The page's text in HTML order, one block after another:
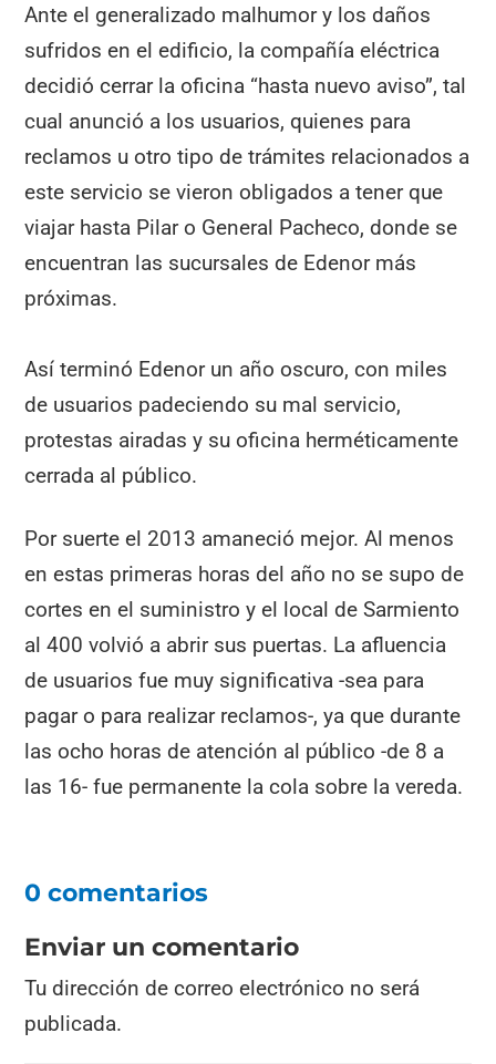
Ante el generalizado malhumor y los daños
sufridos en el edificio, la compañía eléctrica
decidió cerrar la oficina “hasta nuevo aviso”, tal
cual anunció a los usuarios, quienes para
reclamos u otro tipo de trámites relacionados a
este servicio se vieron obligados a tener que
viajar hasta Pilar o General Pacheco, donde se
encuentran las sucursales de Edenor más
próximas.
Así terminó Edenor un año oscuro, con miles
de usuarios padeciendo su mal servicio,
protestas airadas y su oficina herméticamente
cerrada al público.
Por suerte el 2013 amaneció mejor. Al menos
en estas primeras horas del año no se supo de
cortes en el suministro y el local de Sarmiento
al 400 volvió a abrir sus puertas. La afluencia
de usuarios fue muy significativa -sea para
pagar o para realizar reclamos-, ya que durante
las ocho horas de atención al público -de 8 a
las 16- fue permanente la cola sobre la vereda.
0 comentarios
Enviar un comentario
Tu dirección de correo electrónico no será
publicada.